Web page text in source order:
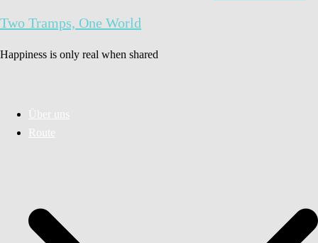
Two Tramps, One World
Happiness is only real when shared
Über uns
Route